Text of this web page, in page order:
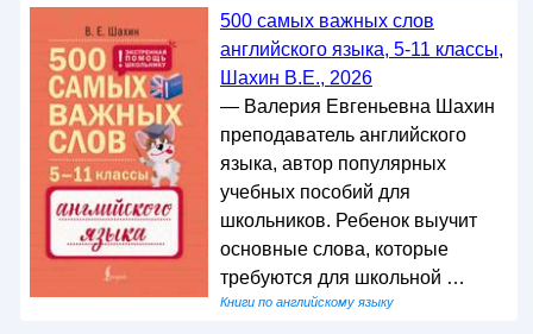
500 самых важных слов
английского языка, 5-11 классы,
Шахин В.Е., 2026
— Валерия Евгеньевна Шахин
преподаватель английского
языка, автор популярных
учебных пособий для
школьников. Ребенок выучит
основные слова, которые
требуются для школьной …
Книги по английскому языку